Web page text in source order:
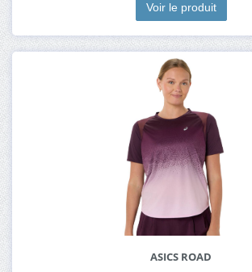
Voir le produit
ASICS ROAD